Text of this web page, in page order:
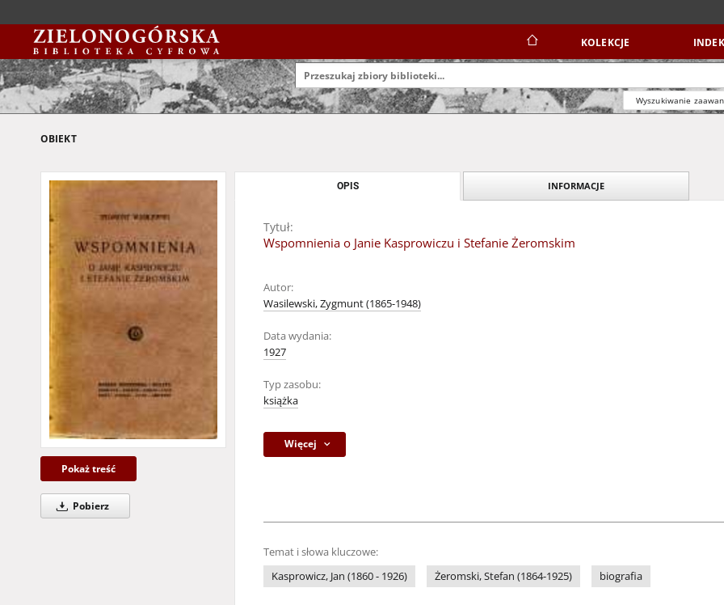
KOLEKCJE
Wyszukiwanie
OBIEKT
Pokaż treść
Pobierz
OPIS INFORMACJE
Tytuł:
Wspomnienia o Janie Kasprowiczu i Stefanie Żeromskim
Autor:
Wasilewski, Zygmunt (1865-1948)
Data wydania:
1927
Typ zasobu:
książka
Więcej
Temat i słowa kluczowe:
Kasprowicz, Jan (1860 - 1926)
Żeromski, Stefan (1864-1925) biografia